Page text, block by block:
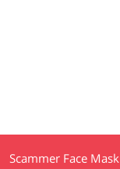
Scammer Face Mask